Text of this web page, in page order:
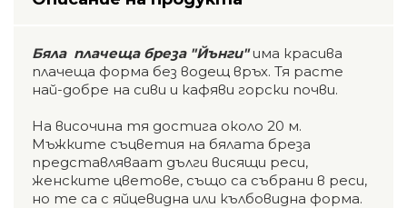
Бяла плачеща бреза "Йънги"има красива
плачеща форма без водещ връх. Тя расте
най-добре на сиви и кафяви горски почви.
На височина тя достига около 20 м.
Мъжките съцветия на бялата бреза
представляваат дълги висящи реси,
женските цветове, също са събрани в реси,
но те са с яйцевидна или кълбовидна форма.